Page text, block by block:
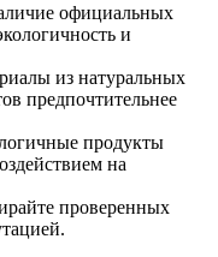
официальных
и
из натуральных
предпочтительнее
продукты
на
проверенных